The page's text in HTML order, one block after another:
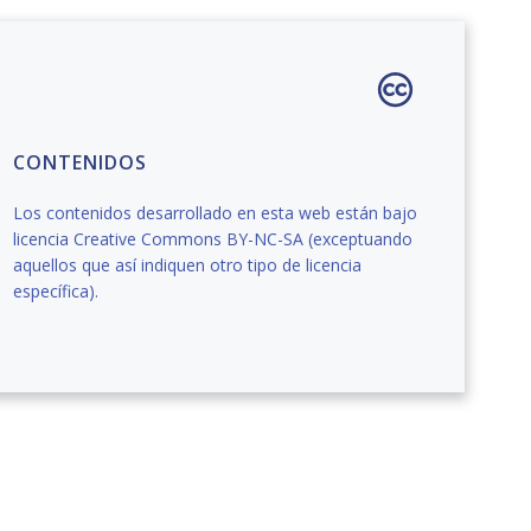
CONTENIDOS
Los contenidos desarrollado en esta web están bajo
licencia Creative Commons BY-NC-SA (exceptuando
aquellos que así indiquen otro tipo de licencia
específica).